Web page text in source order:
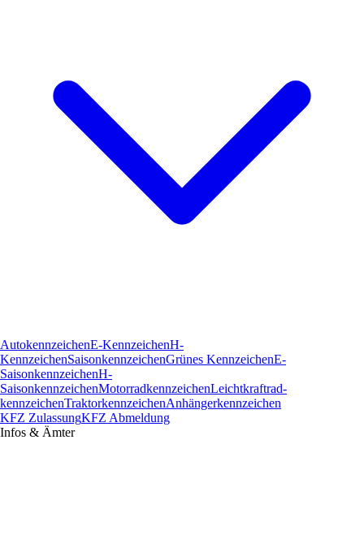
AutokennzeichenE-KennzeichenH-
KennzeichenSaisonkennzeichenGrünes KennzeichenE-
SaisonkennzeichenH-
SaisonkennzeichenMotorradkennzeichenLeichtkraftrad­
kennzeichenTraktorkennzeichenAnhängerkennzeichen
KFZ ZulassungKFZ Abmeldung
Infos & Ämter